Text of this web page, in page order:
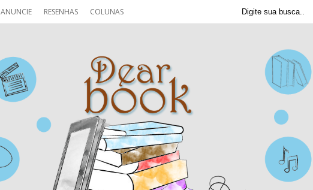
ANUNCIE RESENHAS COLUNAS